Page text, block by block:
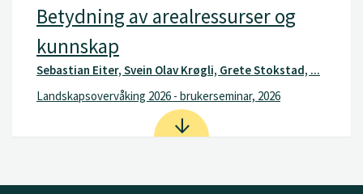
Betydning av arealressurser og
kunnskap
Sebastian Eiter, Svein Olav Krøgli, Grete Stokstad, ...
Landskapsovervåking 2026 - brukerseminar, 2026